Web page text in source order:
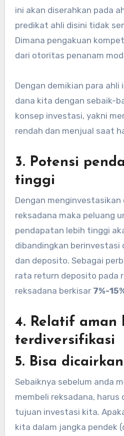
ini akan diserahkan pada
predikat ahli disini tidak
Dimana pengakuan
dari otoritas penanam
Dengan demikian para ahli
dana kita dengan sebaik-
konsep investasi, yakni
rendah dan menjual saat
3. Potensi
tinggi
Dengan menginvestasikan
reksadana maka peluang
pendapatan lebih tinggi
dibandingkan berinvestasi
dan deposito. Sebagai
rata return deposito pada
reksadana berkisar 7%-
4. Relatif aman
terdiversifikasi
5. Bisa
Sebaiknya sebelum anda
membeli reksadana,
tujuan investasi kita.
kita dalam jangka pendek